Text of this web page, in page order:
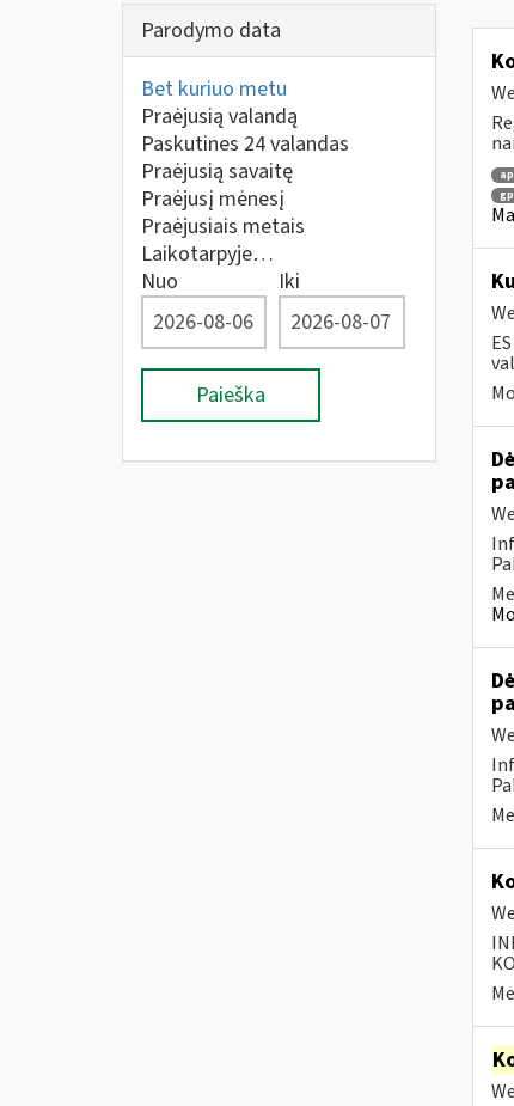
Parodymo data
Bet kuriuo metu
Praėjusią valandą
Paskutines 24 valandas
Praėjusią savaitę
Praėjusį mėnesį
Praėjusiais metais
Laikotarpyje…
Nuo
Iki
Paieška